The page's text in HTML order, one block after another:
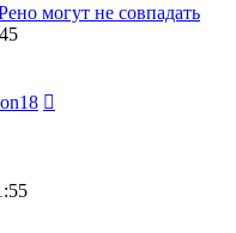
могут не совпадать